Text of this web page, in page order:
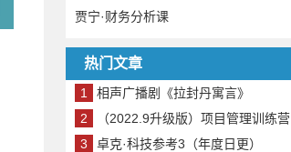
贾宁·财务分析课
热门文章
1
相声广播剧《拉封丹寓言》
2
（2022.9升级版）项目管理训练营
3
卓克·科技参考3（年度日更）